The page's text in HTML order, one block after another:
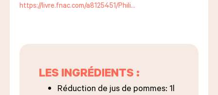
https://livre.fnac.com/a8125451/Phili…
LES INGRÉDIENTS :
Réduction de jus de pommes: 1l